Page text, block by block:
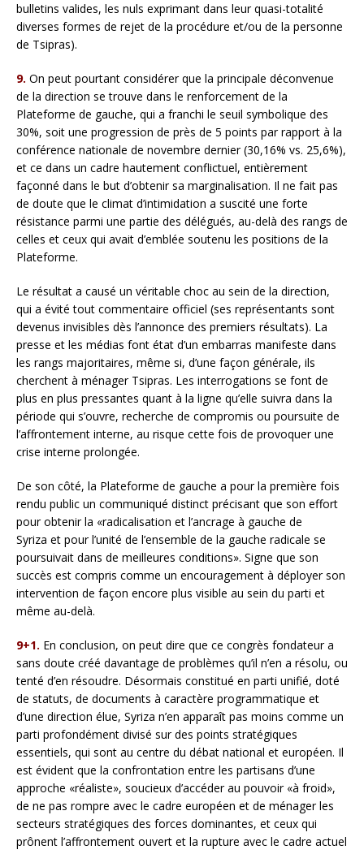
bulletins valides, les nuls exprimant dans leur quasi-totalité
diverses formes de rejet de la procédure et/ou de la personne
de Tsipras).
9. On peut pourtant considérer que la principale déconvenue
de la direction se trouve dans le renforcement de la
Plateforme de gauche, qui a franchi le seuil symbolique des
30%, soit une progression de près de 5 points par rapport à la
conférence nationale de novembre dernier (30,16% vs. 25,6%),
et ce dans un cadre hautement conflictuel, entièrement
façonné dans le but d’obtenir sa marginalisation. Il ne fait pas
de doute que le climat d’intimidation a suscité une forte
résistance parmi une partie des délégués, au-delà des rangs de
celles et ceux qui avait d’emblée soutenu les positions de la
Plateforme.
Le résultat a causé un véritable choc au sein de la direction,
qui a évité tout commentaire officiel (ses représentants sont
devenus invisibles dès l’annonce des premiers résultats). La
presse et les médias font état d’un embarras manifeste dans
les rangs majoritaires, même si, d’une façon générale, ils
cherchent à ménager Tsipras. Les interrogations se font de
plus en plus pressantes quant à la ligne qu’elle suivra dans la
période qui s’ouvre, recherche de compromis ou poursuite de
l’affrontement interne, au risque cette fois de provoquer une
crise interne prolongée.
De son côté, la Plateforme de gauche a pour la première fois
rendu public un communiqué distinct précisant que son effort
pour obtenir la «radicalisation et l’ancrage à gauche de
Syriza et pour l’unité de l’ensemble de la gauche radicale se
poursuivait dans de meilleures conditions». Signe que son
succès est compris comme un encouragement à déployer son
intervention de façon encore plus visible au sein du parti et
même au-delà.
9+1. En conclusion, on peut dire que ce congrès fondateur a
sans doute créé davantage de problèmes qu’il n’en a résolu, ou
tenté d’en résoudre. Désormais constitué en parti unifié, doté
de statuts, de documents à caractère programmatique et
d’une direction élue, Syriza n’en apparaît pas moins comme un
parti profondément divisé sur des points stratégiques
essentiels, qui sont au centre du débat national et européen. Il
est évident que la confrontation entre les partisans d’une
approche «réaliste», soucieux d’accéder au pouvoir «à froid»,
de ne pas rompre avec le cadre européen et de ménager les
secteurs stratégiques des forces dominantes, et ceux qui
prônent l’affrontement ouvert et la rupture avec le cadre actuel